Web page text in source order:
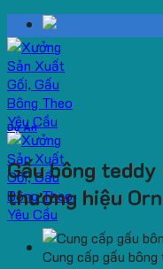
Skip
to
content
Dự Án
Gấu bông
thương hiệu
Cung cấp gấu